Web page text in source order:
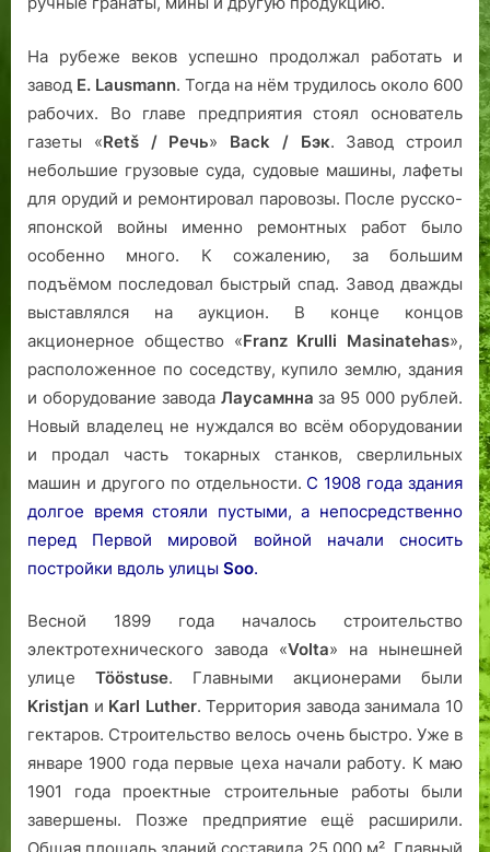
На рубеже веков успешно продолжал работать и
завод E. Lausmann. Тогда на нём трудилось около 600
рабочих. Во главе предприятия стоял основатель
газеты «Retš / Речь» Back / Бэк. Завод строил
небольшие грузовые суда, судовые машины, лафеты
для орудий и ремонтировал паровозы. После русско-
японской войны именно ремонтных работ было
особенно много. К сожалению, за большим
подъёмом последовал быстрый спад. Завод дважды
выставлялся на аукцион. В конце концов
акционерное общество «Franz Krulli Masinatehas»,
расположенное по соседству, купило землю, здания
и оборудование завода Лаусамнна за 95 000 рублей.
Новый владелец не нуждался во всём оборудовании
и продал часть токарных станков, сверлильных
машин и другого по отдельности. С 1908 года здания
долгое время стояли пустыми, а непосредственно
перед Первой мировой войной начали сносить
постройки вдоль улицы Soo.
Весной 1899 года началось строительство
электротехнического завода «Volta» на нынешней
улице Tööstuse. Главными акционерами были
Kristjan и Karl Luther. Территория завода занимала 10
гектаров. Строительство велось очень быстро. Уже в
январе 1900 года первые цеха начали работу. К маю
1901 года проектные строительные работы были
завершены. Позже предприятие ещё расширили.